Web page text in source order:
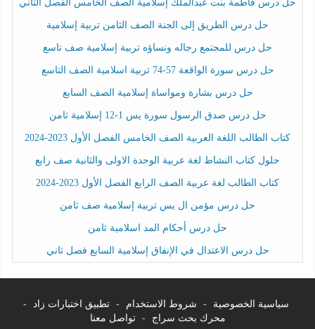
حل درس فاطمة بنت عبدالملك إسلامية الصف الخامس الفصل الثاني
حل درس الطريق إلى الجنة الصف الثامن تربية إسلامية
حل درس للمجتمع رجاله ونساؤه تربية إسلامية صف تاسع
حل درس سورة الواقعة 57-74 تربية اسلامية الصف التاسع
حل درس بشارة ومواساة إسلامية الصف السابع
حل درس صدق الرسول سورة يس 1-12 إسلامية ثامن
كتاب الطالب اللغة العربية الصف الخامس الفصل الأول 2023-2024
حلول كتاب النشاط لغة عربية الوحدة الاولى والثانية صف رابع
كتاب الطالب لغة عربية الصف الرابع الفصل الأول 2023-2024
حل درس مؤمن ال يس تربية إسلامية صف ثامن
حل درس أحكام المد اسلامية ثامن
حل درس الاعتدال في الإنفاق إسلامية السابع فصل ثاني
سياسية الخصوصية - شروط الاستخدام - تطبيق اختبارات زاد
-
محرك بحث سراج
- تواصل معنا